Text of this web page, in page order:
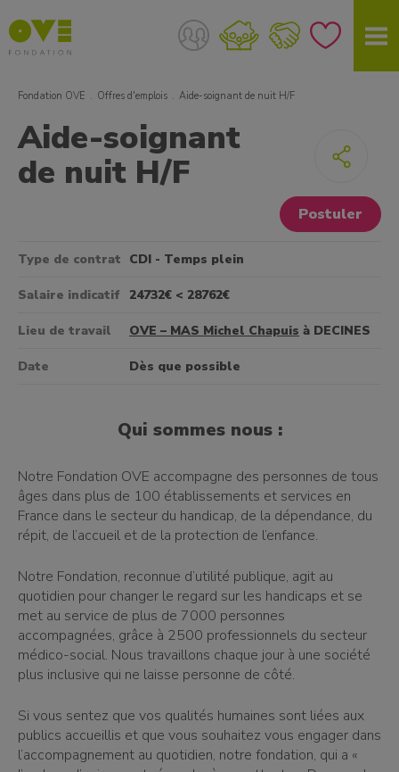
Fondation OVE Offres d'emplois Aide-soignant de nuit H/F
Postuler
Aide-soignant
de nuit H/F
Type de contrat CDI - Temps plein
Salaire indicatif 24732€ < 28762€
Lieu de travail OVE – MAS Michel Chapuis à DECINES
Date Dès que possible
Qui sommes nous :
Notre Fondation OVE accompagne des personnes de tous
âges dans plus de 100 établissements et services en
France dans le secteur du handicap, de la dépendance, du
répit, de l’accueil et de la protection de l’enfance.
Notre Fondation, reconnue d’utilité publique, agit au
quotidien pour changer le regard sur les handicaps et se
met au service de plus de 7000 personnes
accompagnées, grâce à 2500 professionnels du secteur
médico-social. Nous travaillons chaque jour à une société
plus inclusive qui ne laisse personne de côté.
Si vous sentez que vos qualités humaines sont liées aux
publics accueillis et que vous souhaitez vous engager dans
l’accompagnement au quotidien, notre fondation, qui a «